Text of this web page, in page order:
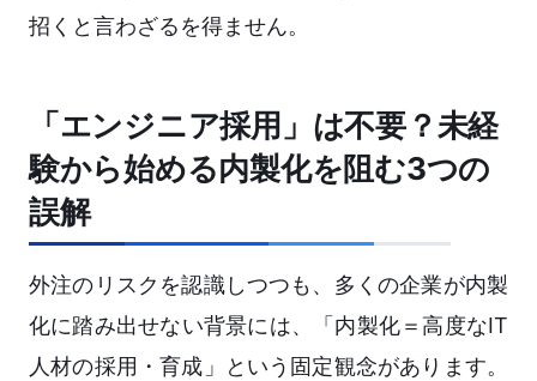
招くと言わざるを得ません。
「エンジニア採用」は不要？未経
験から始める内製化を阻む3つの
誤解
外注のリスクを認識しつつも、多くの企業が内製
化に踏み出せない背景には、「内製化＝高度なIT
人材の採用・育成」という固定観念があります。